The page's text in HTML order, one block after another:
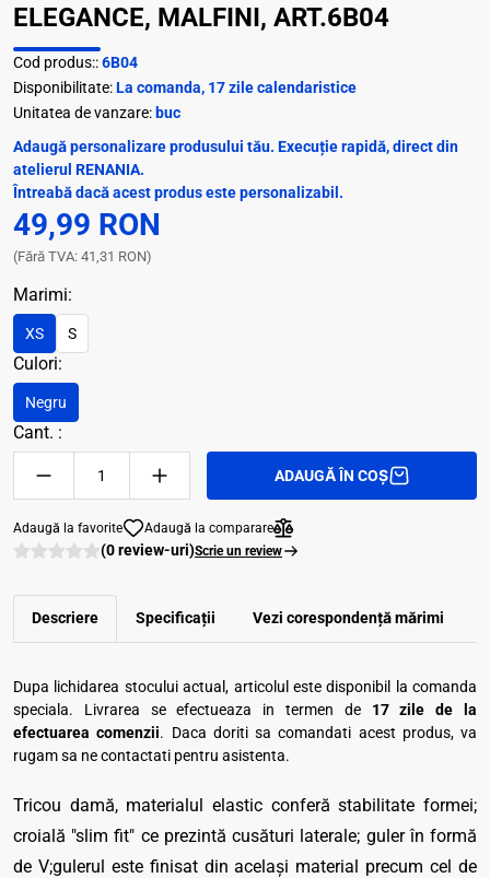
ELEGANCE, MALFINI, ART.6B04
Cod produs::6B04
Disponibilitate:La comanda, 17 zile calendaristice
Unitatea de vanzare: buc
Adaugă personalizare produsului tău. Execuție rapidă, direct din
atelierul RENANIA.
Întreabă dacă acest produs este personalizabil.
49,99 RON
(Fără TVA: 41,31 RON)
Marimi:
XS S
Culori:
Negru
Cant. :
ADAUGĂ ÎN COȘ
Adaugă la favorite Adaugă la comparare
(0 review-uri)Scrie un review
Descriere Specificații Vezi corespondenţă mărimi
Dupa lichidarea stocului actual, articolul este disponibil la comanda
speciala. Livrarea se efectueaza in termen de 17 zile de la
efectuarea comenzii. Daca doriti sa comandati acest produs, va
rugam sa ne contactati pentru asistenta.
Tricou damă, materialul elastic conferă stabilitate formei;
croială "slim fit" ce prezintă cusături laterale; guler în formă
de V;gulerul este finisat din acelaşi material precum cel de